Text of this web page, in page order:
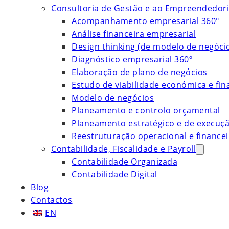
Consultoria de Gestão e ao
Acompanhamento empresarial 360º
Análise financeira empresarial
Design thinking (de modelo de
Diagnóstico empresarial 360º
Elaboração de plano de negócios
Estudo de viabilidade económica e
Modelo de negócios
Planeamento e controlo orçamental
Planeamento estratégico e de
Reestruturação operacional e
Contabilidade, Fiscalidade e Payroll
Contabilidade Organizada
Contabilidade Digital
Blog
Contactos
EN